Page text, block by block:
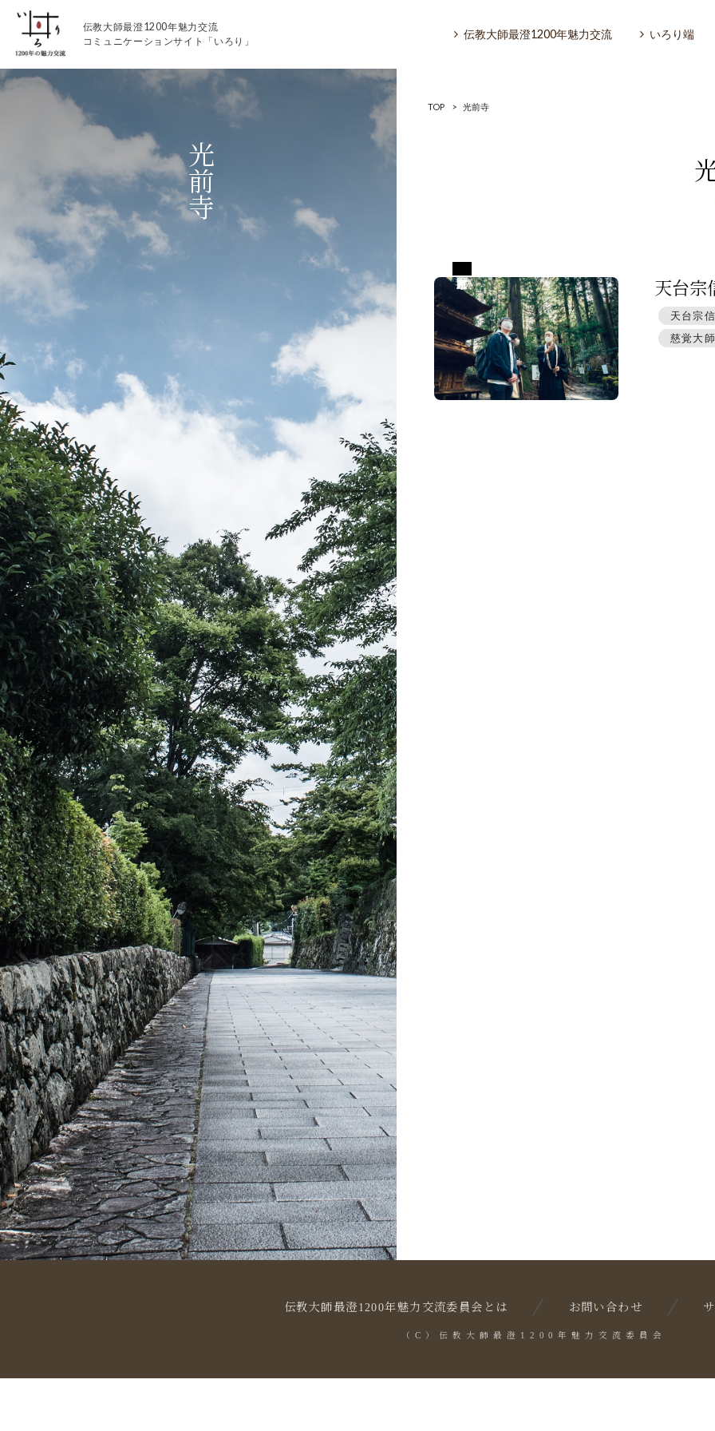
伝教大師最澄1200年魅力交流
コミュニケーションサイト「いろり」
伝教大師最澄1200年魅力交流 いろり端
伝教大師最澄1200年魅力交流
いろりとは
伝教大師最澄とは（デジタルパンフレット）
伝教大師最澄とは（PDFダウンロード）
探訪「1200年の魅力交流」
日本文化を探る
プレスアーカイブ
光前寺
TOP > 光前寺
天台宗
天台宗
慈覚大
伝教大師最澄1200年魅力交流委員会とは お問い合わせ
（C）伝教大師最澄1200年魅力交流委員会